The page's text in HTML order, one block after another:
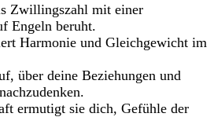
Zwillingszahl mit einer
Engeln beruht.
Harmonie und Gleichgewicht im
über deine Beziehungen und
ermutigt sie dich, Gefühle der